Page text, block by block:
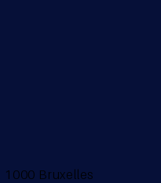
1000 Bruxelles